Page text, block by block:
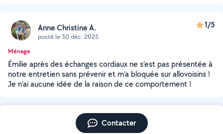
Anne Christine A.
posté le 30 déc. 2025
1/5
Ménage
Émilie après des échanges cordiaux ne s’est pas présentée à
notre entretien sans prévenir et m’a bloquée sur allovoisins !
Je n’ai aucune idée de la raison de ce comportement !
Contacter